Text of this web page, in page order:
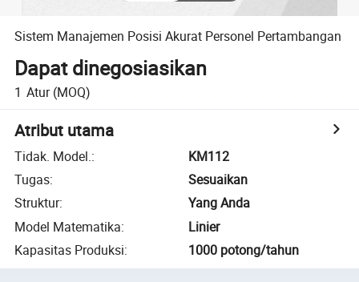
Sistem Manajemen Posisi Akurat Personel Pertambangan
Dapat dinegosiasikan
1 Atur (MOQ)
Atribut utama
Tidak. Model.:
KM112
Tugas:
Sesuaikan
Struktur:
Yang Anda
Model Matematika:
Linier
Kapasitas Produksi: 1000 potong/tahun